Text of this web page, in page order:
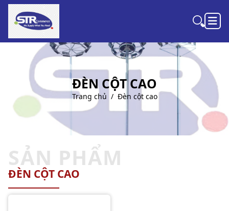
ĐÈN CỘT CAO
Trang chủ Đèn cột cao
SẢN PHẨM
ĐÈN CỘT CAO